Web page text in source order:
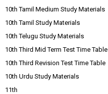
10th Tamil Medium Study Materials
10th Tamil Study Materials
10th Telugu Study Materials
10th Third Mid Term Test Time Table
10th Third Revision Test Time Table
10th Urdu Study Materials
11th